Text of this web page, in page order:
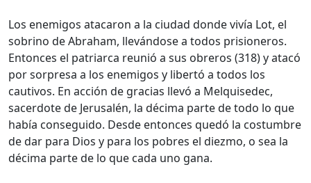
Los enemigos atacaron a la ciudad donde vivía Lot, el
sobrino de Abraham, llevándose a todos prisioneros.
Entonces el patriarca reunió a sus obreros (318) y atacó
por sorpresa a los enemigos y libertó a todos los
cautivos. En acción de gracias llevó a Melquisedec,
sacerdote de Jerusalén, la décima parte de todo lo que
había conseguido. Desde entonces quedó la costumbre
de dar para Dios y para los pobres el diezmo, o sea la
décima parte de lo que cada uno gana.